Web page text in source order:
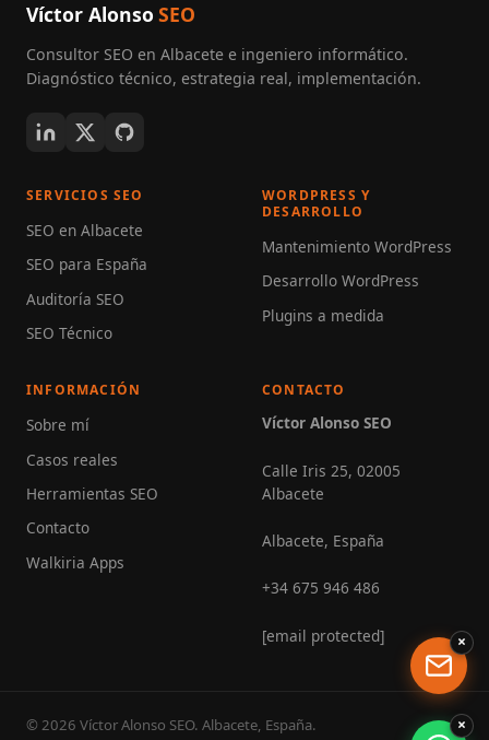
Víctor Alonso SEO
Consultor SEO en Albacete e ingeniero informático.
Diagnóstico técnico, estrategia real, implementación.
SERVICIOS SEO
SEO en Albacete
SEO para España
Auditoría SEO
SEO Técnico
WORDPRESS Y
DESARROLLO
Mantenimiento WordPress
Desarrollo WordPress
Plugins a medida
INFORMACIÓN
Sobre mí
Casos reales
Herramientas SEO
Contacto
Walkiria Apps
CONTACTO
Víctor Alonso SEO
Calle Iris 25, 02005
Albacete
Albacete, España
+34 675 946 486
[email protected]
© 2026 Víctor Alonso SEO. Albacete, España.
×
×